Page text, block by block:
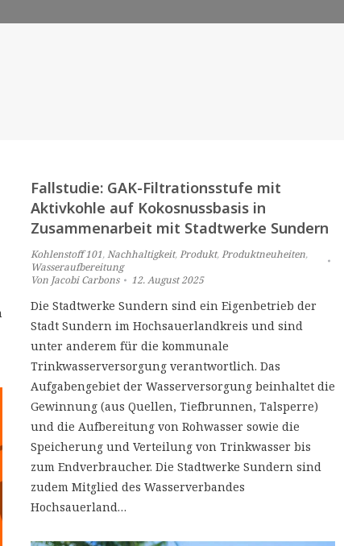
Fallstudie: GAK-Filtrationsstufe mit
Aktivkohle auf Kokosnussbasis in
Zusammenarbeit mit Stadtwerke Sundern
Kohlenstoff 101,Nachhaltigkeit,Produkt,Produktneuheiten,
Wasseraufbereitung
Von Jacobi Carbons 12. August 2025
Die Stadtwerke Sundern sind ein Eigenbetrieb der
Stadt Sundern im Hochsauerlandkreis und sind
unter anderem für die kommunale
Trinkwasserversorgung verantwortlich. Das
Aufgabengebiet der Wasserversorgung beinhaltet die
Gewinnung (aus Quellen, Tiefbrunnen, Talsperre)
und die Aufbereitung von Rohwasser sowie die
Speicherung und Verteilung von Trinkwasser bis
zum Endverbraucher. Die Stadtwerke Sundern sind
zudem Mitglied des Wasserverbandes
Hochsauerland…